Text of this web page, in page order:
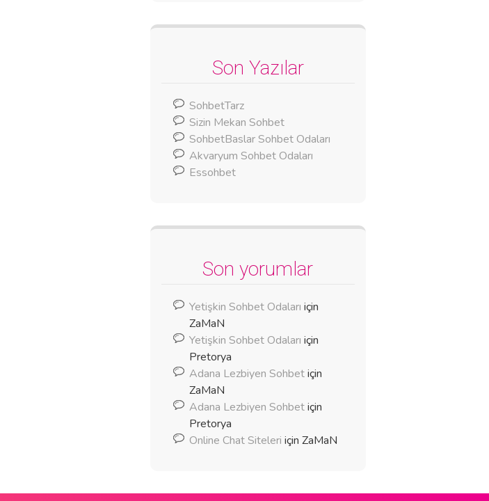
Son Yazılar
SohbetTarz
Sizin Mekan Sohbet
SohbetBaslar Sohbet Odaları
Akvaryum Sohbet Odaları
Essohbet
Son yorumlar
Yetişkin Sohbet Odaları için
ZaMaN
Yetişkin Sohbet Odaları için
Pretorya
Adana Lezbiyen Sohbetiçin
ZaMaN
Adana Lezbiyen Sohbetiçin
Pretorya
Online Chat Siteleri için ZaMaN